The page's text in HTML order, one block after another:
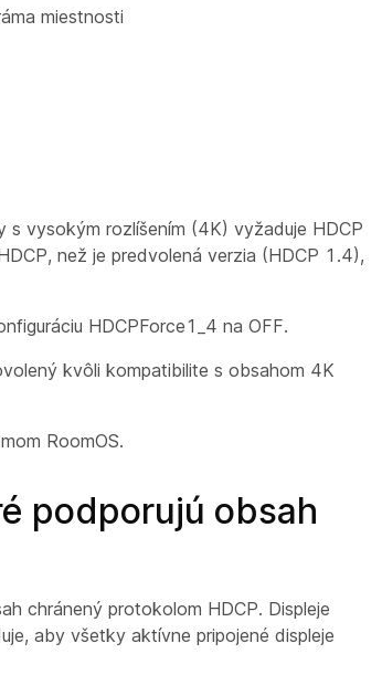
miestnosti
s vysokým rozlíšením (4K) vyžaduje HDCP
než je predvolená verzia (HDCP 1.4),
HDCPForce1_4 na OFF.
kvôli kompatibilite s obsahom 4K
RoomOS.
podporujú obsah
chránený protokolom HDCP. Displeje
aby všetky aktívne pripojené displeje